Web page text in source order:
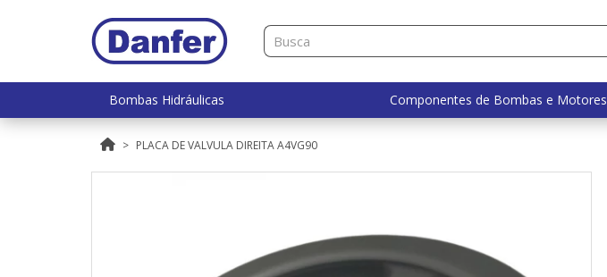
Bombas Hidráulicas Componentes de Bombas e Motores
PLACA DE VALVULA DIREITA A4VG90